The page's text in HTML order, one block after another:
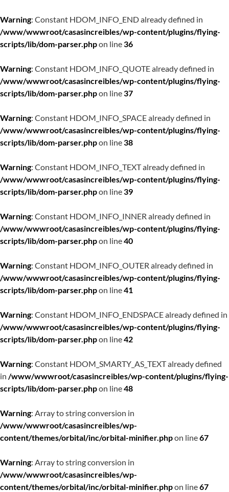
Warning: Constant HDOM_INFO_END already defined in
/www/wwwroot/casasincreibles/wp-content/plugins/flying-
scripts/lib/dom-parser.phpon line36
Warning: Constant HDOM_INFO_QUOTE already defined in
/www/wwwroot/casasincreibles/wp-content/plugins/flying-
scripts/lib/dom-parser.phpon line37
Warning: Constant HDOM_INFO_SPACE already defined in
/www/wwwroot/casasincreibles/wp-content/plugins/flying-
scripts/lib/dom-parser.phpon line38
Warning: Constant HDOM_INFO_TEXT already defined in
/www/wwwroot/casasincreibles/wp-content/plugins/flying-
scripts/lib/dom-parser.phpon line39
Warning: Constant HDOM_INFO_INNER already defined in
/www/wwwroot/casasincreibles/wp-content/plugins/flying-
scripts/lib/dom-parser.phpon line40
Warning: Constant HDOM_INFO_OUTER already defined in
/www/wwwroot/casasincreibles/wp-content/plugins/flying-
scripts/lib/dom-parser.phpon line41
Warning: Constant HDOM_INFO_ENDSPACE already defined in
/www/wwwroot/casasincreibles/wp-content/plugins/flying-
scripts/lib/dom-parser.phpon line42
Warning: Constant HDOM_SMARTY_AS_TEXT already defined
in /www/wwwroot/casasincreibles/wp-content/plugins/flying-
scripts/lib/dom-parser.phpon line48
Warning: Array to string conversion in
/www/wwwroot/casasincreibles/wp-
content/themes/orbital/inc/orbital-minifier.phpon line67
Warning: Array to string conversion in
/www/wwwroot/casasincreibles/wp-
content/themes/orbital/inc/orbital-minifier.phpon line67